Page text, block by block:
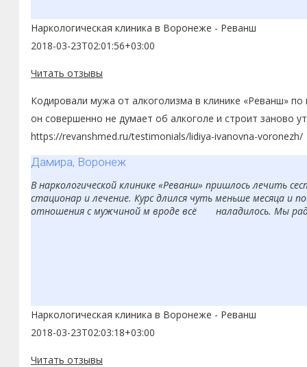
Наркологическая клиника в Воронеже - Реванш
2018-03-23T02:01:56+03:00
Читать отзывы
Кодировали мужа от алкоголизма в клинике «Реванш»
он совершенно не думает об алкоголе и строит заново
https://revanshmed.ru/testimonials/lidiya-ivanovna-voronezh/
Дамира, Воронеж
В наркологической клинике «Реванш» пришлось лечить
стационар и лечение. Курс длился чуть меньше месяца и
отношения с мужчиной м вроде всё наладилось. Мы
Наркологическая клиника в Воронеже - Реванш
2018-03-23T02:03:18+03:00
Читать отзывы